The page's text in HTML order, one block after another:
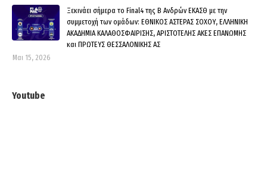
Ξεκινάει σήμερα το Final4 της Β Ανδρών ΕΚΑΣΘ με την
συμμετοχή των ομάδων: ΕΘΝΙΚΟΣ ΑΣΤΕΡΑΣ ΣΟΧΟΥ, ΕΛΛΗΝΙΚΗ
ΑΚΑΔΗΜΙΑ ΚΑΛΑΘΟΣΦΑΙΡΙΣΗΣ, ΑΡΙΣΤΟΤΕΛΗΣ ΑΚΕΣ ΕΠΑΝΩΜΗΣ
και ΠΡΩΤΕΥΣ ΘΕΣΣΑΛΟΝΙΚΗΣ ΑΣ
Μαι 15, 2026
Youtube